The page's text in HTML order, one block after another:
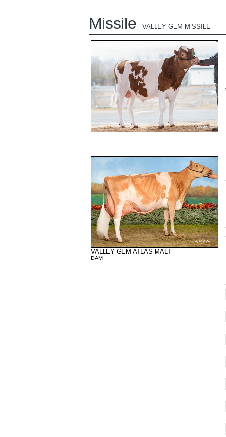
Missile VALLEY GEM MISSILE
VALLEY GEM ATLAS MALT
DAM